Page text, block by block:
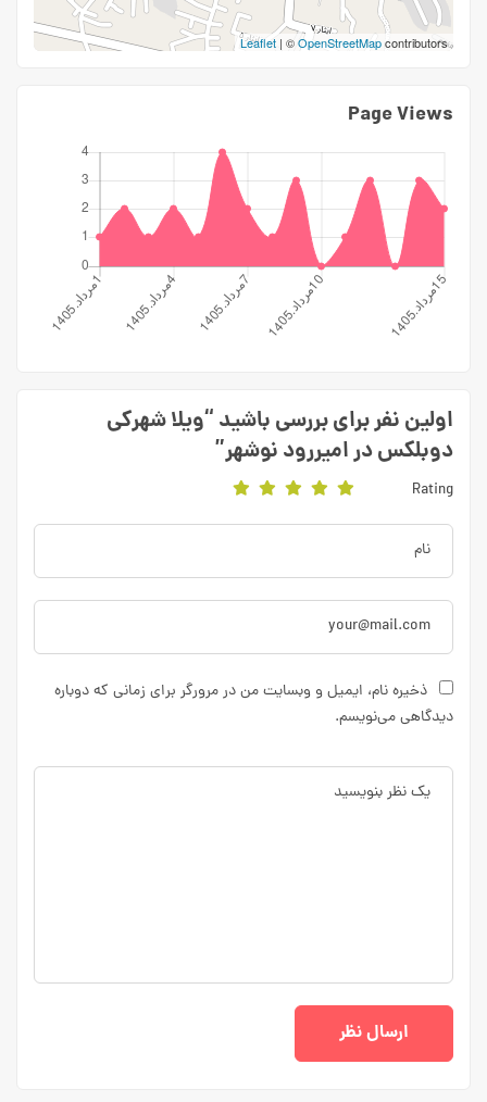
Leaflet | ©OpenStreetMapcontributors
Page Views
اولین نفر برای بررسی باشید “ویلا شهرکی
دوبلکس در امیررود نوشهر”
Rating
ذخیره نام، ایمیل و وبسایت من در مرورگر برای زمانی که دوباره
دیدگاهی می‌نویسم.